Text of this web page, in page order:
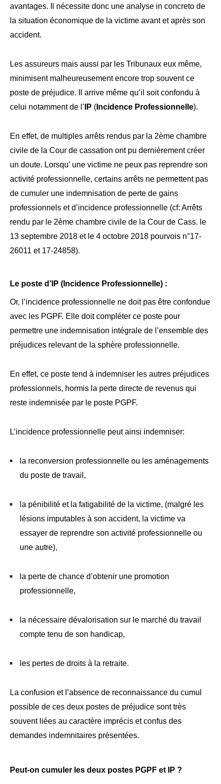
avantages. Il nécessite donc une analyse in concreto de
la situation économique de la victime avant et après son
accident.
Les assureurs mais aussi par les Tribunaux eux même,
minimisent malheureusement encore trop souvent ce
poste de préjudice. Il arrive même qu’il soit confondu à
celui notamment de l’ IP ( Incidence Professionnelle).
En effet, de multiples arrêts rendus par la 2ème chambre
civile de la Cour de cassation ont pu dernièrement créer
un doute. Lorsqu’ une victime ne peux pas reprendre son
activité professionnelle, certains arrêts ne permettent pas
de cumuler une indemnisation de perte de gains
professionnels et d’incidence professionnelle (cf: Arrêts
rendu par le 2ème chambre civile de la Cour de Cass. le
13 septembre 2018 et le 4 octobre 2018 pourvois n°17-
26011 et 17-24858).
Le poste d’IP (Incidence Professionnelle) :
Or, l’incidence professionnelle ne doit pas être confondue
avec les PGPF. Elle doit compléter ce poste pour
permettre une indemnisation intégrale de l’ensemble des
préjudices relevant de la sphère professionnelle.
En effet, ce poste tend à indemniser les autres préjudices
professionnels, hormis la perte directe de revenus qui
reste indemnisée par le poste PGPF.
L’incidence professionnelle peut ainsi indemniser:
la reconversion professionnelle ou les aménagements
du poste de travail,
la pénibilité et la fatigabilité de la victime, (malgré les
lésions imputables à son accident, la victime va
essayer de reprendre son activité professionnelle ou
une autre),
la perte de chance d’obtenir une promotion
professionnelle,
la nécessaire dévalorisation sur le marché du travail
compte tenu de son handicap,
les pertes de droits à la retraite.
La confusion et l’absence de reconnaissance du cumul
possible de ces deux postes de préjudice sont très
souvent liées au caractère imprécis et confus des
demandes indemnitaires présentées.
Peut-on cumuler les deux postes PGPF et IP ?